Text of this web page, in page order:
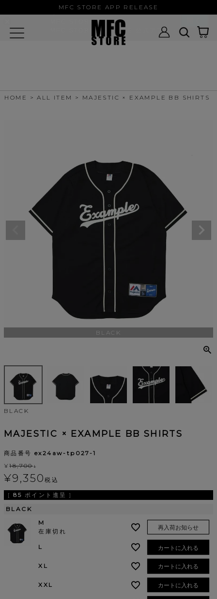
MFC STORE APP RELEASE
HOME ALL ITEM MAJESTIC × EXAMPLE BB SHIRTS
BLACK
BLACK
MAJESTIC × EXAMPLE BB SHIRTS
商品番号 ex24aw-tp027-1
¥18,700↓
¥9,350税込
[ 85 ポイント進呈 ]
BLACK
M
在庫切れ
再入荷お知らせ
L カートに入れる
XL カートに入れる
XXL カートに入れる
MFC STORE
MFC STORE/EXAMPLE 公式アプリ -
Google Play